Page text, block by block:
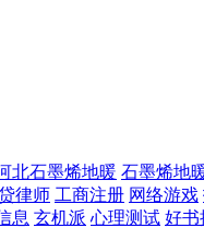
北石墨烯地暖 石墨烯地
律师 工商注册 网络游戏
息 玄机派 心理测试 好书